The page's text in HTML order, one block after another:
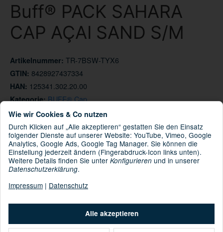
Buff® PACK SAHARA
CAP AÇAI SAND S/M
Artikelnummer: TR-7BSW-TYX6
GTIN: 8428927437334
HAN: 125341.302.20.00
Kategorie:BUFF® Cap
Material : Krone: 100% Polyester [recycelt], Inneres
Schweißband: 100% Polyester, Visier: 100% Polyhuretan
Informationen zur Produktsicherheit
Hersteller/EU Verantwortliche Person
Artikel zurzeit vergriffen
Momentan nicht verfügbarAlle akzeptieren
Wie wir Cookies & Co nutzen
Durch Klicken auf „Alle akzeptieren“ gestatten Sie den Einsatz
folgender Dienste auf unserer Website: YouTube, Vimeo, Google
Analytics, Google Ads, Google Tag Manager. Sie können die
Einstellung jederzeit ändern (Fingerabdruck-Icon links unten).
Weitere Details finden Sie unter Konfigurieren und in unserer
Datenschutzerklärung.
Impressum | Datenschutz